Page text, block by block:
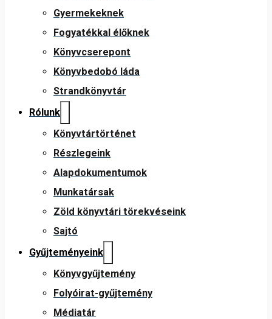
Gyermekeknek
Fogyatékkal élőknek
Könyvcserepont
Könyvbedobó láda
Strandkönyvtár
Rólunk
Könyvtártörténet
Részlegeink
Alapdokumentumok
Munkatársak
Zöld könyvtári törekvéseink
Sajtó
Gyűjteményeink
Könyvgyűjtemény
Folyóirat-gyűjtemény
Médiatár